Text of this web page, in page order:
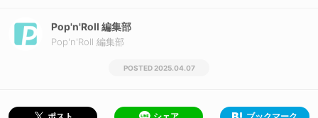
Pop'n'Roll 編集部
Pop'n'Roll 編集部
2025.04.07